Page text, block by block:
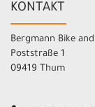
KONTAKT
Bergmann Bike
Poststraße 1
09419 Thum